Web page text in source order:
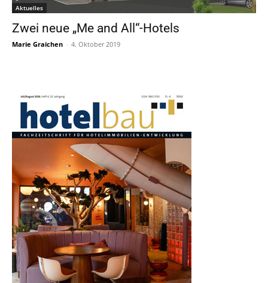
Aktuelles
Zwei neue „Me and All“-Hotels
Marie Graichen - 4. Oktober 2019